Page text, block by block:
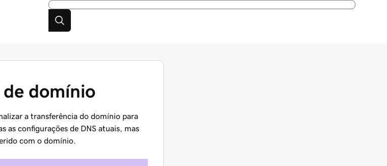
domínio
a transferência do domínio para
as configurações de DNS atuais, mas
com o domínio.